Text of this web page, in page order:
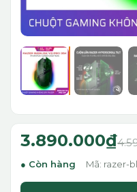
3.890.000₫
Còn hàng Mã: razer-